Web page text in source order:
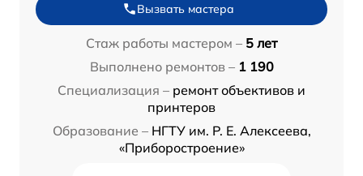
Вызвать мастера
Стаж работы мастером – 5 лет
Выполнено ремонтов – 1 190
Специализация – ремонт объективов и
принтеров
Образование – НГТУ им. Р. Е. Алексеева,
«Приборостроение»